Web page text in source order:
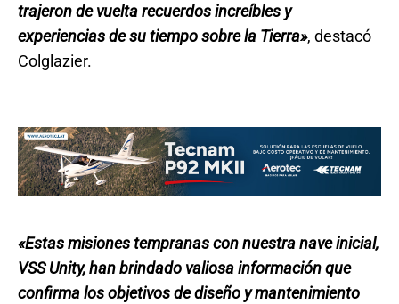
trajeron de vuelta recuerdos increíbles y
experiencias de su tiempo sobre la Tierra», destacó
Colglazier.
«Estas misiones tempranas con nuestra nave inicial,
VSS Unity, han brindado valiosa información que
confirma los objetivos de diseño y mantenimiento